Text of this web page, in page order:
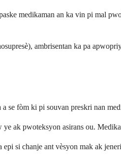
medikaman an ka vin pi mal
ambrisentan ka pa
se fòm ki pi souvan preskri nan
ak pwoteksyon asirans ou.
si chanje ant vèsyon mak ak